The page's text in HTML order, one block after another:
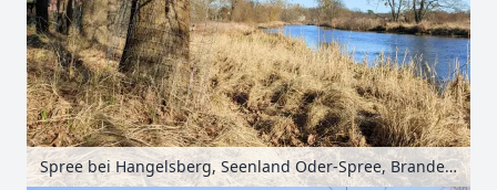
Spree bei Hangelsberg, Seenland Oder-Spree, Brandenburg, Deutschland